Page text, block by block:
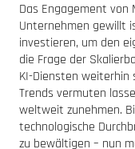
Das Engagement von
Unternehmen gewillt
investieren, um den
die Frage der
KI-Diensten
Trends vermuten
weltweit zunehmen.
technologische
zu bewältigen – nun